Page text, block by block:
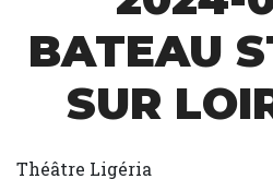
BATEAU
SUR
Théâtre Ligéria